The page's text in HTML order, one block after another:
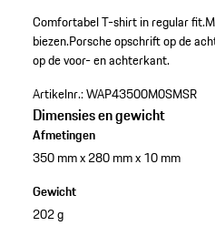
Comfortabel T-shirt in regular fit.
biezen.Porsche opschrift op de
op de voor- en achterkant.
Artikelnr.:WAP43500M0SMSR
Dimensies en gewicht
Afmetingen
350 mm x 280 mm x 10 mm
Gewicht
202 g